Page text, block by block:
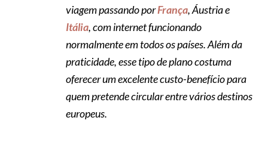
viagem passando porFrança, Áustria e
Itália, com internet funcionando
normalmente em todos os países. Além da
praticidade, esse tipo de plano costuma
oferecer um excelente custo-benefício para
quem pretende circular entre vários destinos
europeus.